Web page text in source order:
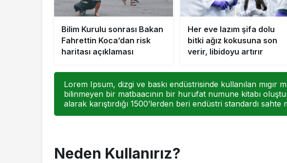
Bilim Kurulu sonrası Bakan
Fahrettin Koca’dan risk
haritası açıklaması
Her eve lazım şifa dolu
bitki ağız kokusuna son
verir, libidoyu artırır
Lorem Ipsum, dizgi ve baskı endüstrisinde kullanılan mıgır
bilinmeyen bir matbaacının bir hurufat numune kitabı
alarak karıştırdığı 1500’lerden beri endüstri standardı sahte
Neden Kullanırız?